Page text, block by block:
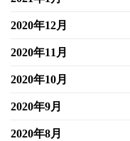
2020年12月
2020年11月
2020年10月
2020年9月
2020年8月